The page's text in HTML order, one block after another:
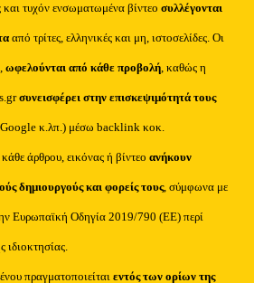
και τυχόν ενσωματωμένα βίντεοσυλλέγονται
από τρίτες, ελληνικές και μη, ιστοσελίδες. Οι
ωφελούνται από κάθε προβολή, καθώς η
συνεισφέρει στην επισκεψιμότητά τους
κ.λπ.) μέσω backlink κοκ.
άρθρου, εικόνας ή βίντεοανήκουν
δημιουργούς και φορείς τους, σύμφωνα με
Ευρωπαϊκή Οδηγία 2019/790 (ΕΕ) περί
ιδιοκτησίας.
πραγματοποιείταιεντός των ορίων της